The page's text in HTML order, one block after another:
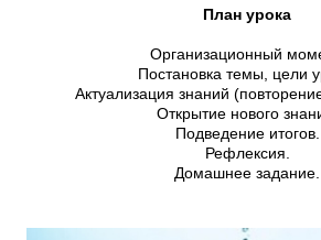
План урока
Организационный
Постановка темы, цели
Актуализация знаний
Открытие нового
Подведение итогов.
Рефлексия.
Домашнее задание.